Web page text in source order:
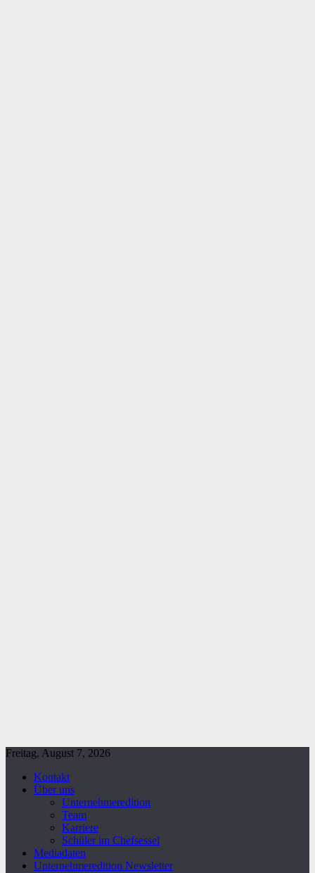
Freitag, August 7, 2026
Kontakt
Über uns
Unternehmeredition
Team
Karriere
Schüler im Chefsessel
Mediadaten
Unternehmeredition Newsletter